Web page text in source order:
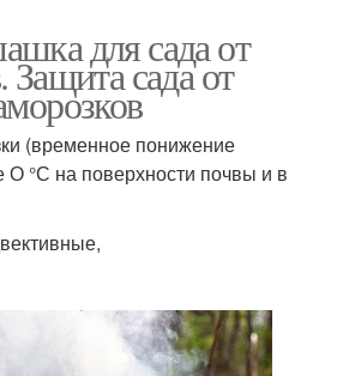
для сада от
Защита сада от
(временное понижение
°С на поверхности почвы и в